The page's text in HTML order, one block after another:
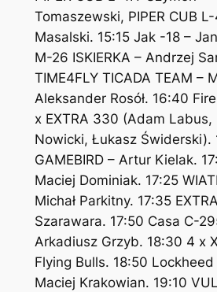
Tomaszewski, PIPER CUB
Masalski. 15:15 Jak -18 –
M-26 ISKIERKA – Andrzej
TIME4FLY TICADA TEAM –
Aleksander Rosół. 16:40
x EXTRA 330 (Adam Labus,
Nowicki, Łukasz Świderski).
GAMEBIRD – Artur Kielak.
Maciej Dominiak. 17:25
Michał Parkitny. 17:35
Szarawara. 17:50 Casa C-
Arkadiusz Grzyb. 18:30 4 x
Flying Bulls. 18:50
Maciej Krakowian. 19:10